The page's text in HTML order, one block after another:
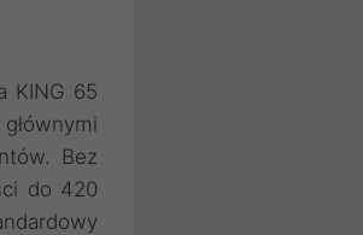
KING 65
Bez
do 420